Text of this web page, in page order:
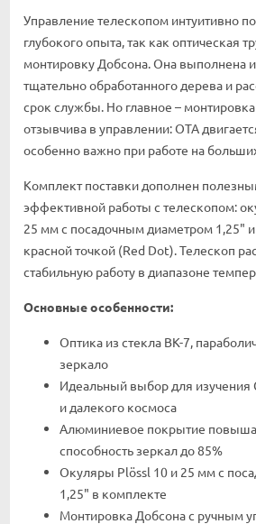
Управление телескопом интуитивно
глубокого опыта, так как оптическая
монтировку Добсона. Она выполнена
тщательно обработанного дерева и
срок службы. Но главное – монтировка
отзывчива в управлении: ОТА
особенно важно при работе на
Комплект поставки дополнен
эффективной работы с телескопом:
25 мм с посадочным диаметром 1,25" и
красной точкой (Red Dot). Телескоп
стабильную работу в диапазоне
Основные особенности:
Оптика из стекла BK-7,
зеркало
Идеальный выбор для изучения
и далекого космоса
Алюминиевое покрытие
способность зеркал до 85%
Окуляры Plössl 10 и 25 мм с
1,25" в комплекте
Монтировка Добсона с ручным